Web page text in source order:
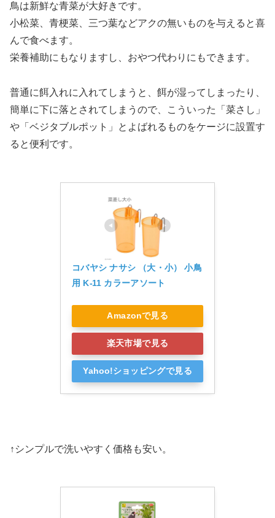
鳥は新鮮な青菜が大好きです。
小松菜、青梗菜、三つ葉などアクの無いものを与えると喜
んで食べます。
栄養補助にもなりますし、おやつ代わりにもできます。
普通に餌入れに入れてしまうと、餌が湿ってしまったり、
簡単に下に落とされてしまうので、こういった「菜さし」
や「ベジタブルポット」とよばれるものをケージに設置す
ると便利です。
コバヤシ ナサシ （大・小） 小鳥
用 K-11 カラーアソート
Amazonで見る
楽天市場で見る
Yahoo!ショッピングで見る
↑シンプルで洗いやすく価格も安い。